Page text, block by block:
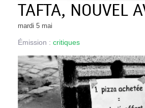
TAFTA, NOUVEL
mardi 5 mai
Émission : critiques